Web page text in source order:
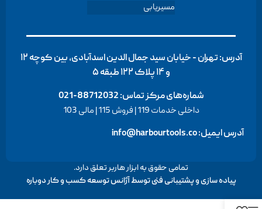
مسیریابی
آدرس: تهران - خیابان سید جمال الدین اسدآبادی، بین کوچه ۱۲
و ۱۴ پلاک ۱۲۲ طبقه ۵
شماره‌های مرکز تماس:88712032-021
داخلی خدمات 119 | فروش 115 | مالی 103
آدرس ایمیل: info@harbourtools.co
تمامی حقوق به ابزار هاربر تعلق دارد.
پیاده سازی و پشتیبانی فنی توسطآژانس توسعه کسب و کار دوباره